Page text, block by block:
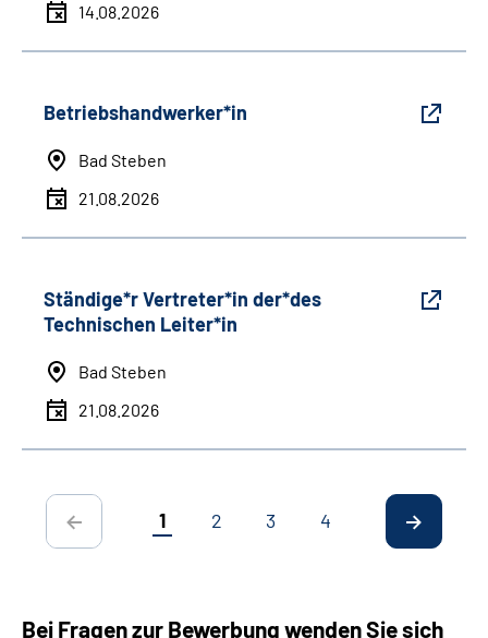
14.08.2026
Betriebshandwerker*in
Bad Steben
21.08.2026
Ständige*r Vertreter*in der*des
Technischen Leiter*in
Bad Steben
21.08.2026
1 2 3 4
Bei Fragen zur Bewerbung wenden Sie sich